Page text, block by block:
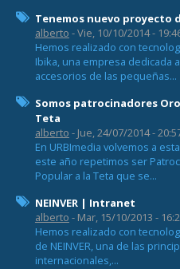
Tenemos nuevo proyecto
alberto - Vie, 10/10/2014 -
Hemos realizado con
Ibika, una empresa dedicada
accesorios de las pequeñas...
Somos patrocinadores
Teta
alberto - Jue, 24/07/2014 -
En URBImedia volvemos a
este año repetimos ser
Popular a la Teta que se...
NEINVER | Intranet
alberto - Mar, 15/10/2013 -
Hemos realizado con
de NEINVER, una de las
internacionales,...